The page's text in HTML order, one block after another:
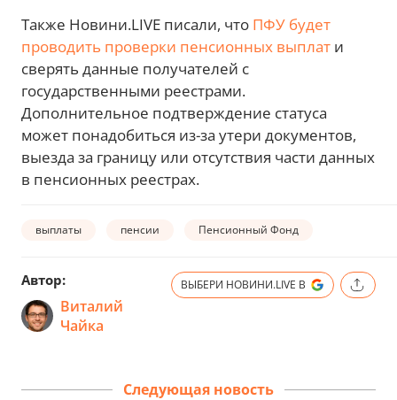
Также Новини.LIVE писали, что ПФУ будет
проводить проверки пенсионных выплат и
сверять данные получателей с
государственными реестрами.
Дополнительное подтверждение статуса
может понадобиться из-за утери документов,
выезда за границу или отсутствия части данных
в пенсионных реестрах.
выплаты пенсии Пенсионный Фонд
Автор:
Виталий
Чайка
ВЫБЕРИ НОВИНИ.LIVE В
Следующая новость